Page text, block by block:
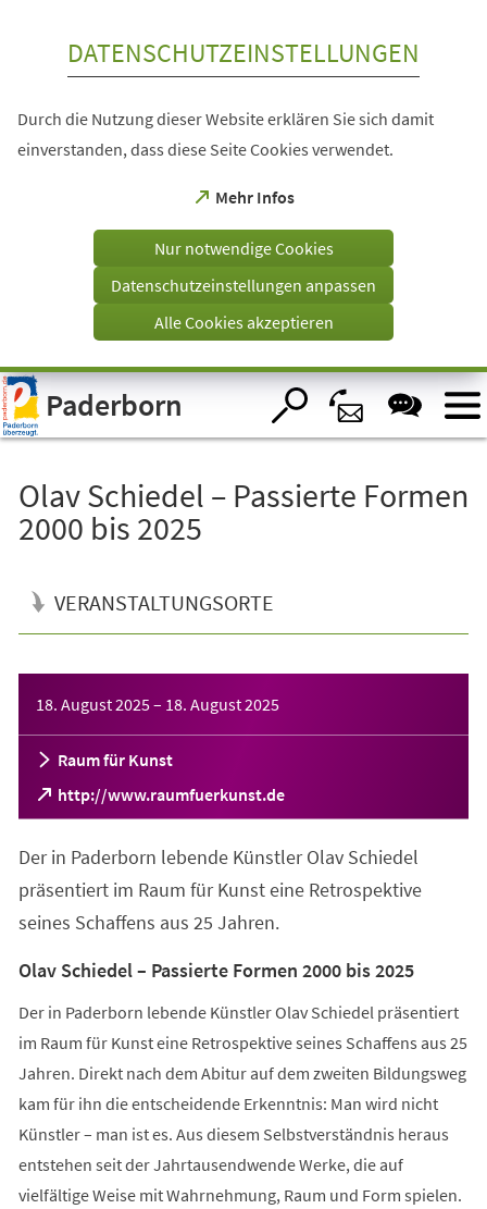
Visuelle
Assistenzsoftware
öffnen.
DATENSCHUTZEINSTELLUNGEN
Durch die Nutzung dieser Website erklären Sie sich damit
einverstanden, dass diese Seite Cookies verwendet.
Mehr Infos
(Öffnet
einem
Tab)
Nur notwendige Cookies
Datenschutzeinstellungen anpassen
Alle Cookies akzeptieren
Paderborn
Olav Schiedel – Passierte Formen
2000 bis 2025
VERANSTALTUNGSORTE
18. August 2025– 18. August 2025
Raum für Kunst
http://www.raumfuerkunst.de
(Öffnet
in
neuen
Tab)
Der in Paderborn lebende Künstler Olav Schiedel
präsentiert im Raum für Kunst eine Retrospektive
seines Schaffens aus 25 Jahren.
Olav Schiedel – Passierte Formen 2000 bis 2025
Der in Paderborn lebende Künstler Olav Schiedel präsentiert
im Raum für Kunst eine Retrospektive seines Schaffens aus 25
Jahren. Direkt nach dem Abitur auf dem zweiten Bildungsweg
kam für ihn die entscheidende Erkenntnis: Man wird nicht
Künstler – man ist es. Aus diesem Selbstverständnis heraus
entstehen seit der Jahrtausendwende Werke, die auf
vielfältige Weise mit Wahrnehmung, Raum und Form spielen.